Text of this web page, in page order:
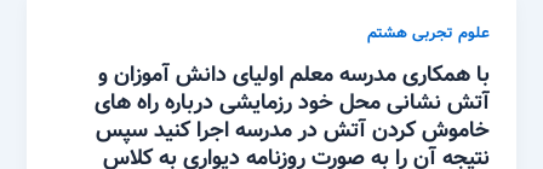
علوم تجربی هشتم
با همکاری مدرسه معلم اولیای دانش آموزان و
آتش نشانی محل خود رزمایشی درباره راه های
خاموش کردن آتش در مدرسه اجرا کنید سپس
نتیجه آن را به صورت روزنامه دیواری به کلاس